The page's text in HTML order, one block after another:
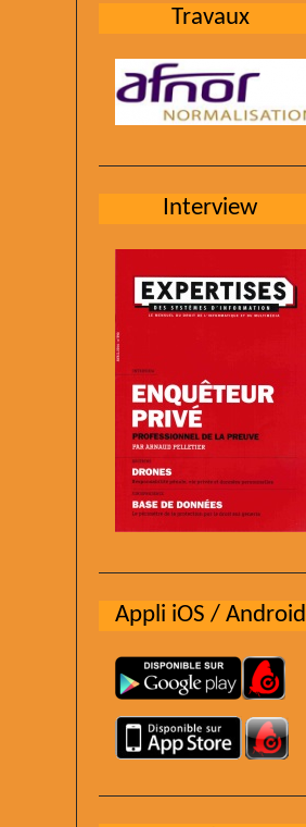
Travaux
Interview
Appli iOS / Android